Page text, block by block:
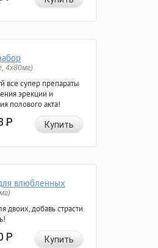
4х80мг)
все супер препараты
эрекции и
полового акта!
Р Купить
влюбленных
двоих, добавь страсти
Р Купить